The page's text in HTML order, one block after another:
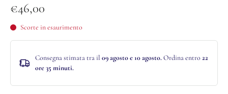
€46,00
Scorte in esaurimento
Consegna stimata tra il 09 agosto e 10 agosto.Ordina entro22
ore 35 minuti.